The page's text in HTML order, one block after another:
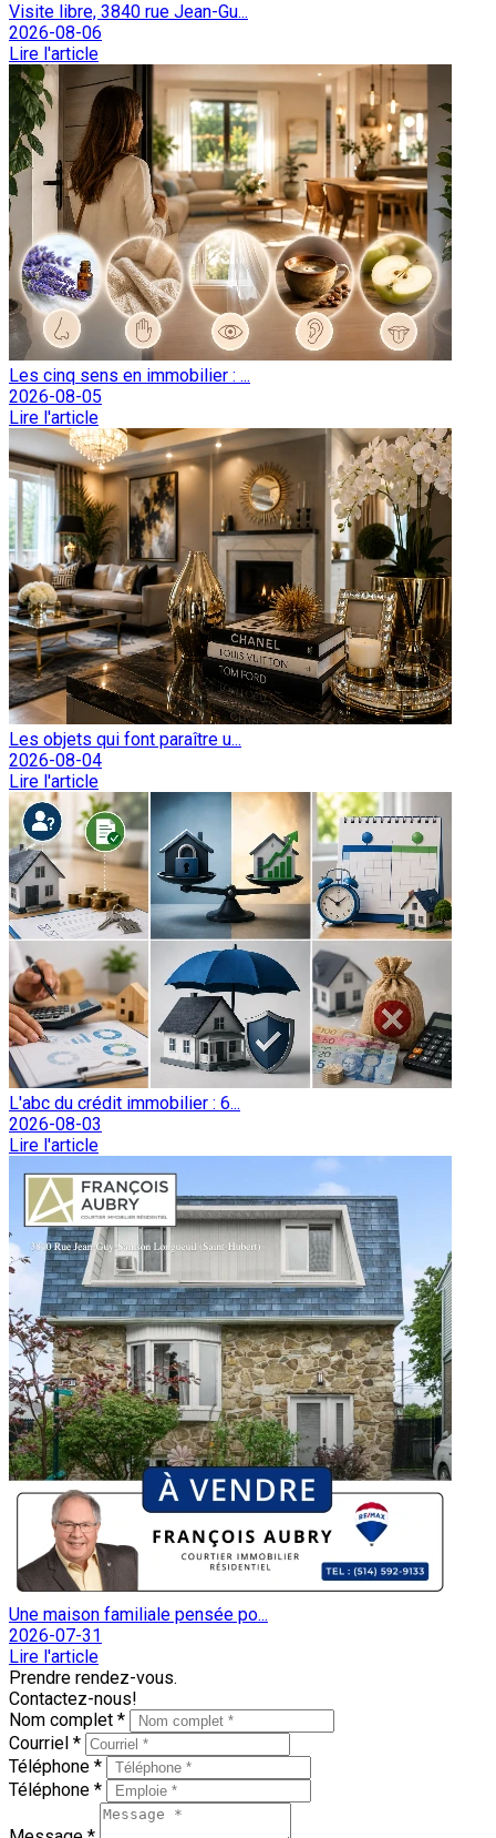
Visite libre, 3840 rue Jean-Gu...
2026-08-06
Lire l'article
Les cinq sens en immobilier : ...
2026-08-05
Lire l'article
Les objets qui font paraître u...
2026-08-04
Lire l'article
L'abc du crédit immobilier : 6...
2026-08-03
Lire l'article
Une maison familiale pensée po...
2026-07-31
Lire l'article
Prendre rendez-vous.
Contactez-nous!
Nom complet *
Courriel *
Téléphone *
Téléphone *